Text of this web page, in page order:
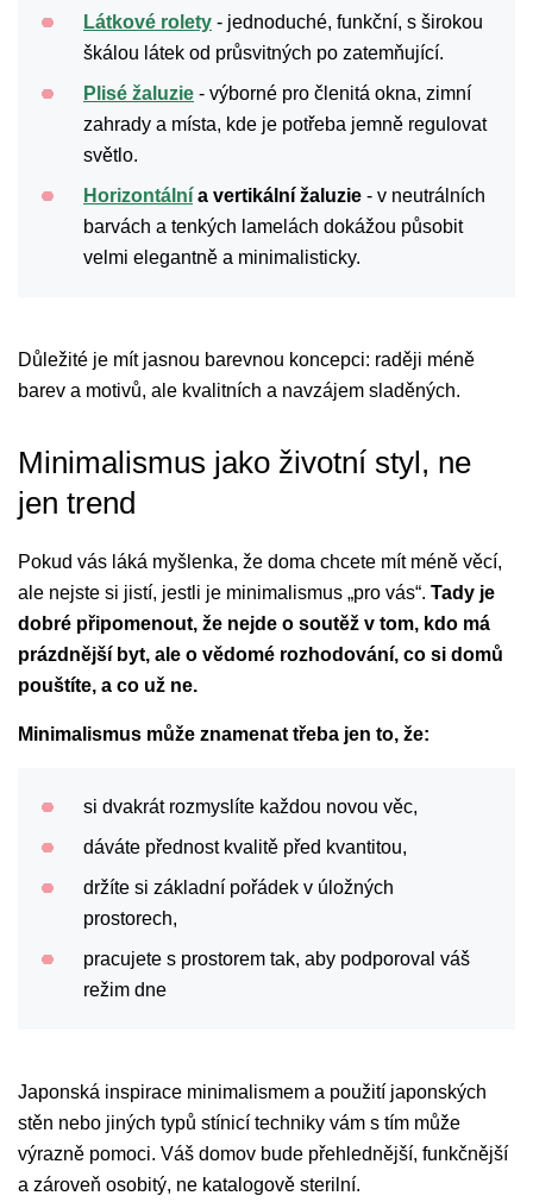
Látkové rolety - jednoduché, funkční, s širokou
škálou látek od průsvitných po zatemňující.
Plisé žaluzie - výborné pro členitá okna, zimní
zahrady a místa, kde je potřeba jemně regulovat
světlo.
Horizontální a vertikální žaluzie - v neutrálních
barvách a tenkých lamelách dokážou působit
velmi elegantně a minimalisticky.
Důležité je mít jasnou barevnou koncepci: raději méně
barev a motivů, ale kvalitních a navzájem sladěných.
Minimalismus jako životní styl, ne
jen trend
Pokud vás láká myšlenka, že doma chcete mít méně věcí,
ale nejste si jistí, jestli je minimalismus „pro vás“. Tady je
dobré připomenout, že nejde o soutěž v tom, kdo má
prázdnější byt, ale o vědomé rozhodování, co si domů
pouštíte, a co už ne.
Minimalismus může znamenat třeba jen to, že:
si dvakrát rozmyslíte každou novou věc,
dáváte přednost kvalitě před kvantitou,
držíte si základní pořádek v úložných
prostorech,
pracujete s prostorem tak, aby podporoval váš
režim dne
Japonská inspirace minimalismem a použití japonských
stěn nebo jiných typů stínicí techniky vám s tím může
výrazně pomoci. Váš domov bude přehlednější, funkčnější
a zároveň osobitý, ne katalogově sterilní.